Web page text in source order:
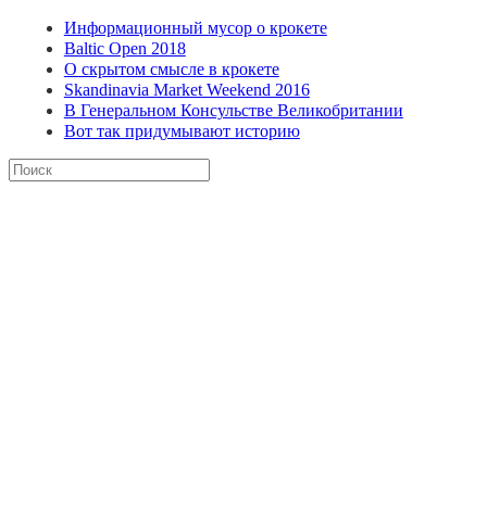
Информационный мусор о крокете
Baltic Open 2018
О скрытом смысле в крокете
Skandinavia Market Weekend 2016
В Генеральном Консульстве Великобритании
Вот так придумывают историю